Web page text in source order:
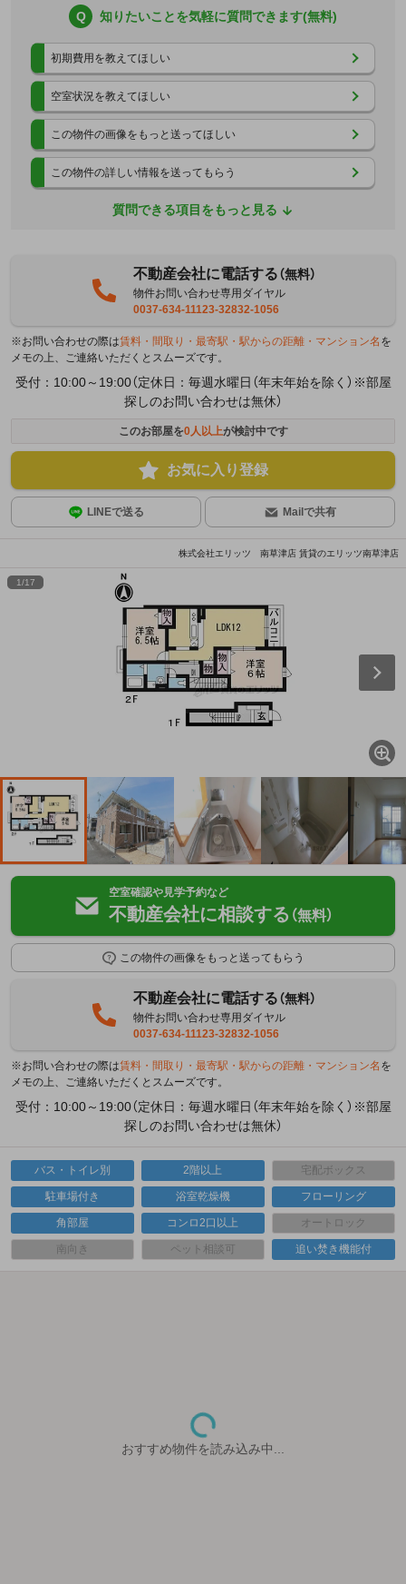
Q 知りたいことを気軽に質問できます(無料)
初期費用を教えてほしい
空室状況を教えてほしい
この物件の画像をもっと送ってほしい
この物件の詳しい情報を送ってもらう
質問できる項目をもっと見る
不動産会社に電話する（無料）
物件お問い合わせ専用ダイヤル
0037-634-11123-32832-1056
※お問い合わせの際は賃料・間取り・最寄駅・駅からの距離・マンション名 を
メモの上、ご連絡いただくとスムーズです。
受付：10:00～19:00（定休日：毎週水曜日（年末年始を除く）※部屋
探しのお問い合わせは無休）
このお部屋を0人以上が検討中です
お気に入り登録
LINEで送る Mailで共有
株式会社エリッツ 南草津店 賃貸のエリッツ南草津店
1/17
空室確認や見学予約など
不動産会社に相談する （無料）
この物件の画像をもっと送ってもらう
不動産会社に電話する（無料）
物件お問い合わせ専用ダイヤル
0037-634-11123-32832-1056
※お問い合わせの際は賃料・間取り・最寄駅・駅からの距離・マンション名 を
メモの上、ご連絡いただくとスムーズです。
受付：10:00～19:00（定休日：毎週水曜日（年末年始を除く）※部屋
探しのお問い合わせは無休）
バス・トイレ別 2階以上 宅配ボックス
駐車場付き 浴室乾燥機 フローリング
角部屋 コンロ2口以上 オートロック
南向き ペット相談可 追い焚き機能付
おすすめ物件を読み込み中...